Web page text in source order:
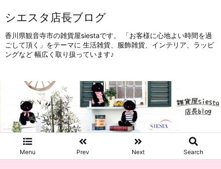
シエスタ店長ブログ
香川県観音寺市の雑貨屋siestaです。 「お客様に心地よい時間を過
ごして頂く」をテーマに 生活雑貨、服飾雑貨、インテリア、ラッピ
ングなど 幅広く取り扱っています♪
Menu Prev Next Search